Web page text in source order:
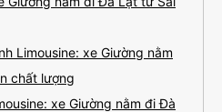
Limousine: xe Giường nằm
chất lượng
xe Giường nằm đi Đà